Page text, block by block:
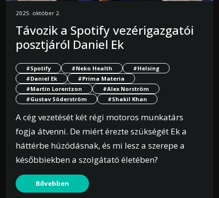
2025. október 2.
Távozik a Spotify vezérigazgatói
posztjáról Daniel Ek
#Spotify #Neko Health
#Helsing
#Daniel Ek
#Prima Materia
#Martin Lorentzon
#Alex Norström
#Gustav Söderström
#Shakil Khan
A cég vezetését két régi motoros munkatárs
fogja átvenni. De miért érezte szükségét Ek a
háttérbe húzódásnak, és mi lesz a szerepe a
későbbiekben a szolgátató életében?
Bővebben